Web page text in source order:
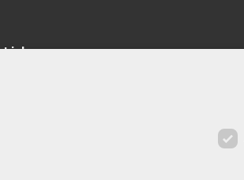
Links